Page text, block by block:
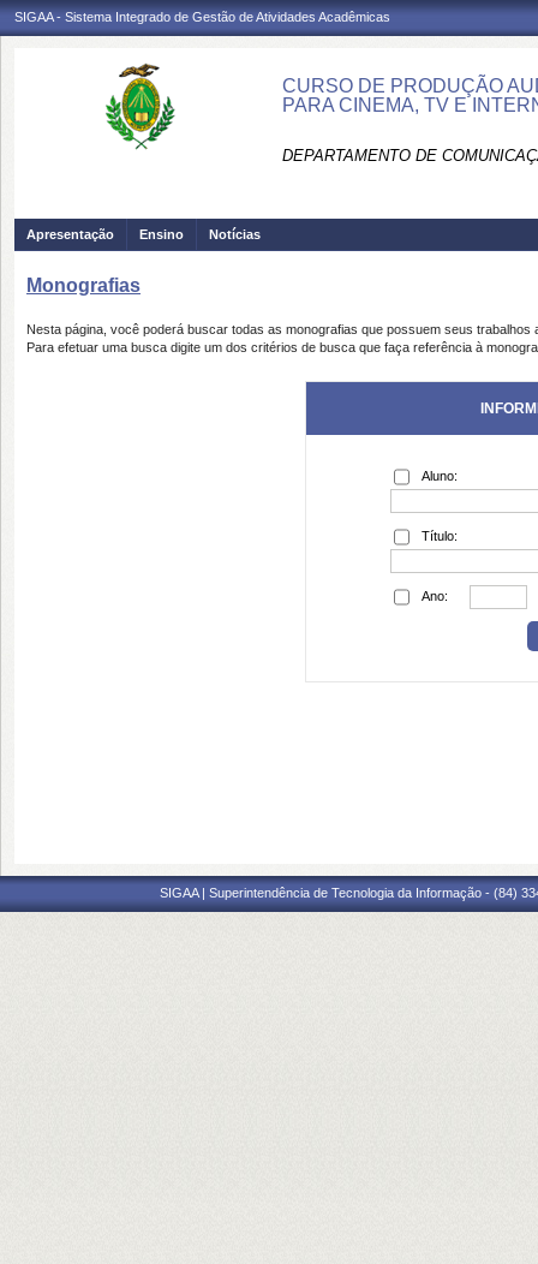
SIGAA - Sistema Integrado de Gestão de Atividades Acadêmicas
CURSO DE PRODUÇÃO
PARA CINEMA, TV E
DEPARTAMENTO DE
Apresentação Ensino Notícias
Monografias
Nesta página, você poderá buscar todas as monografias que possuem seus trabalhos
Para efetuar uma busca digite um dos critérios de busca que faça referência à
Aluno:
Título:
Ano:
SIGAA | Superintendência de Tecnologia da Informação - (84)